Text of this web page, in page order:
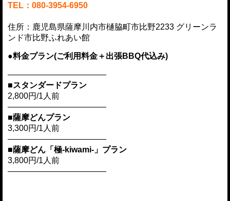
TEL： 080-3954-6950
住所：鹿児島県薩摩川内市樋脇町市比野2233 グリーンラ
ンド市比野ふれあい館
●料金プラン(ご利用料金＋出張BBQ代込み)
————————————
■スタンダードプラン
2,800円/1人前
————————————
■薩摩どんプラン
3,300円/1人前
————————————
■薩摩どん「極-kiwami-」プラン
3,800円/1人前
————————————